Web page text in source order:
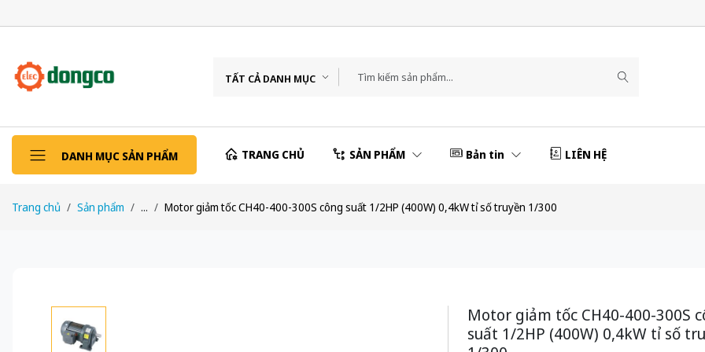
TẤT CẢ DANH MỤC
DANH MỤC SẢN PHẨM TRANG CHỦ SẢN PHẨM Bản tin LIÊN HỆ
Trang chủ Sản phẩm ... Motor giảm tốc CH40-400-300S công suất 1/2HP (400W) 0,4kW tỉ số truyền 1/300
Motor giảm tốc CH40-400-300S
suất 1/2HP (400W) 0,4kW tỉ số